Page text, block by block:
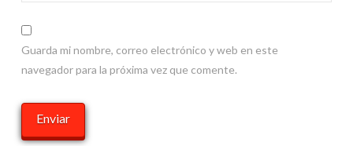
Guarda mi nombre, correo electrónico y web en este
navegador para la próxima vez que comente.